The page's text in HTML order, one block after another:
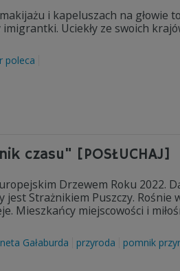
i kapeluszach na głowie
Uciekły ze swoich
poleca
czasu" [POSŁUCHAJ]
Drzewem Roku 2022.
Strażnikiem Puszczy. Rośnie
Mieszkańcy miejscowości i
Gałaburda przyroda
pomnik